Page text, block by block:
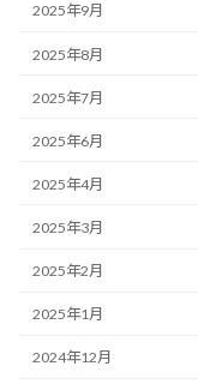
2025年9月
2025年8月
2025年7月
2025年6月
2025年4月
2025年3月
2025年2月
2025年1月
2024年12月